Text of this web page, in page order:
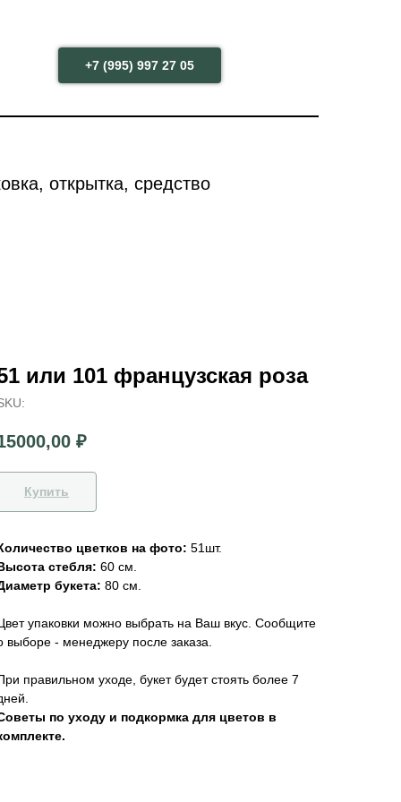
+7 (995) 997 27 05
открытка, средство
или 101 французская роза
₽
Купить
цветков на фото: 51шт.
стебля: 60 см.
букета: 80 см.
упаковки можно выбрать на Ваш вкус. Сообщите
выборе - менеджеру после заказа.
правильном уходе, букет будет стоять более 7
по уходу и подкормка для цветов в